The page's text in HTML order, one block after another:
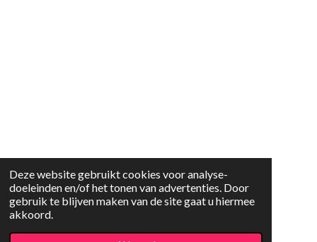
Deze website gebruikt cookies voor analyse-
doeleinden en/of het tonen van advertenties. Door
gebruik te blijven maken van de site gaat u hiermee
akkoord.